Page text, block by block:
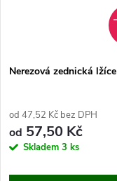
Nerezová zednická
od 47,52 Kč bez DPH
od 57,50 Kč
Skladem 3 ks